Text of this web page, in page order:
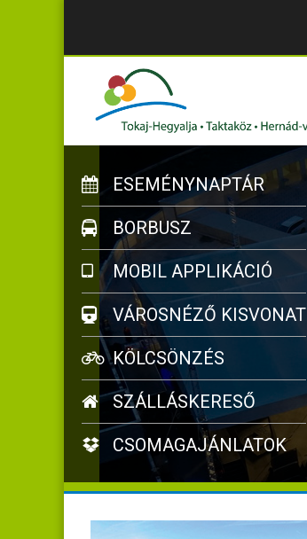
ESEMÉNYNAPTÁR
BORBUSZ
MOBIL APPLIKÁCIÓ
VÁROSNÉZŐ KISVONAT
KÖLCSÖNZÉS
SZÁLLÁSKERESŐ
CSOMAGAJÁNLATOK